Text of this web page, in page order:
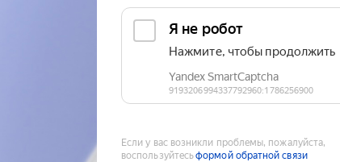
Если у вас возникли проблемы, пожалуйста,
воспользуйтесьформой обратной связи